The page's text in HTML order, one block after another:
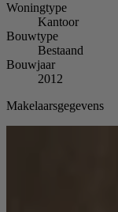
Woningtype
Kantoor
Bouwtype
Bestaand
Bouwjaar
2012
Makelaarsgegevens